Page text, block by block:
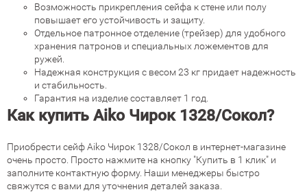
Возможность прикрепления сейфа к стене или полу
повышает его устойчивость и защиту.
Отдельное патронное отделение (трейзер) для удобного
хранения патронов и специальных ложементов для
ружей.
Надежная конструкция с весом 23 кг придает надежность
и стабильность.
Гарантия на изделие составляет 1 год.
Как купить Aiko Чирок 1328/Сокол?
Приобрести сейф Aiko Чирок 1328/Сокол в интернет-магазине
очень просто. Просто нажмите на кнопку "Купить в 1 клик" и
заполните контактную форму. Наши менеджеры быстро
свяжутся с вами для уточнения деталей заказа.